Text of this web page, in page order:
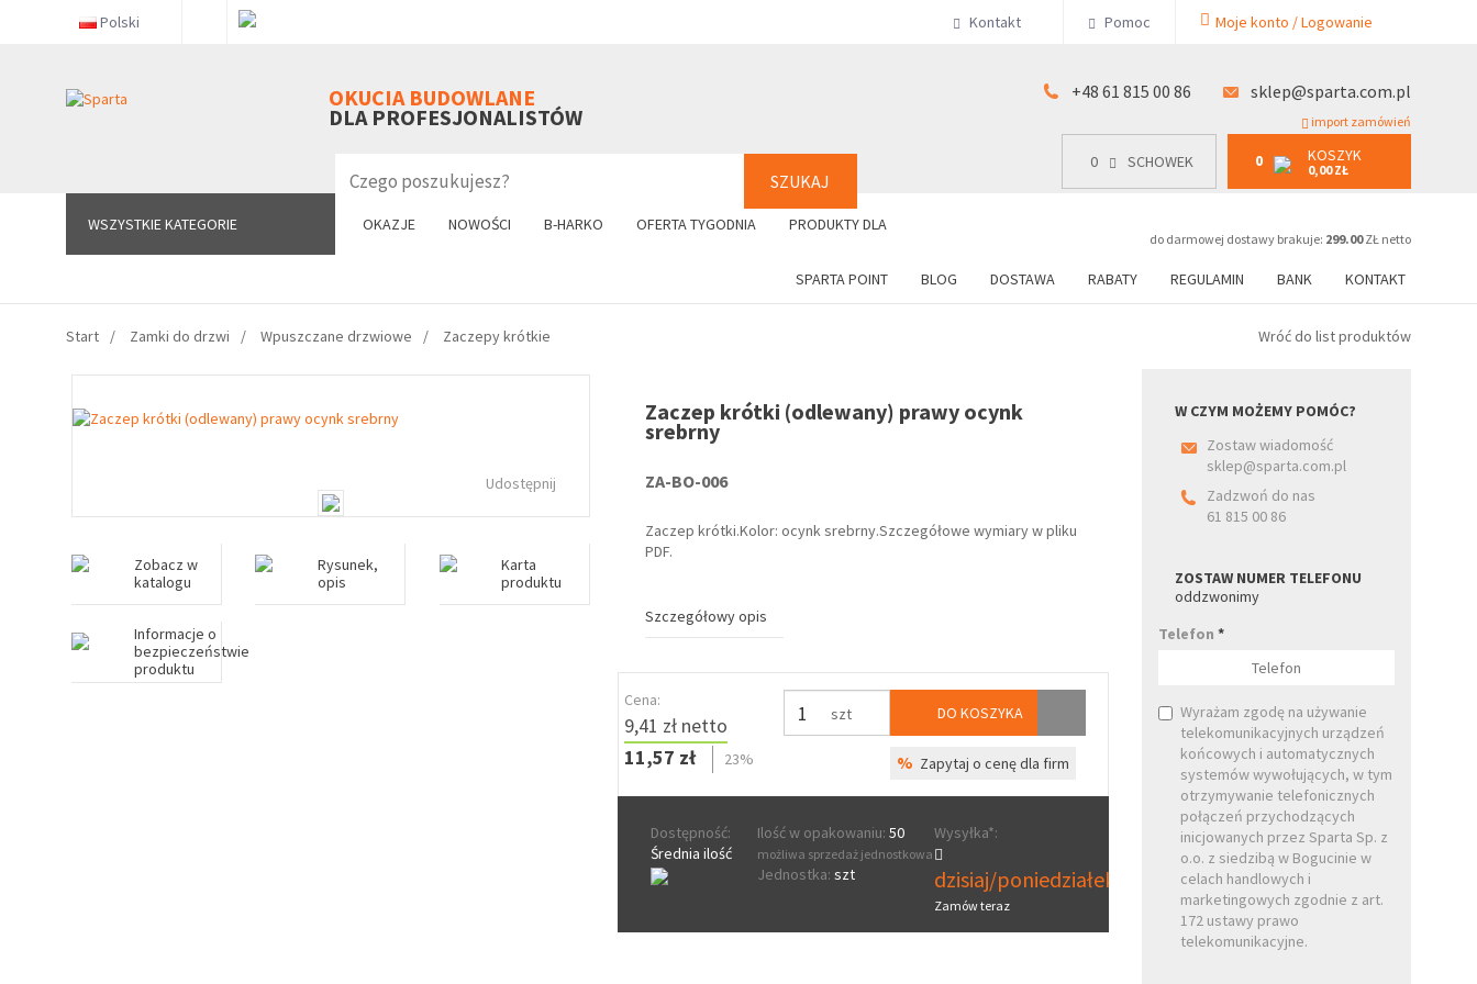
Polski Kontakt Pomoc Moje konto / Logowanie
OKUCIA BUDOWLANE
DLA PROFESJONALISTÓW
SZUKAJ
+48 61 815 00 86 sklep@sparta.com.pl
import zamówień
0 SCHOWEK 0 KOSZYK
0,00 ZŁ
do darmowej dostawy brakuje: 299.00ZŁ netto
WSZYSTKIE KATEGORIE OKAZJE NOWOŚCI B-HARKO OFERTA TYGODNIA PRODUKTY DLA
SPARTA POINT BLOG DOSTAWA RABATY REGULAMIN BANK KONTAKT
WSZYSTKIE KATEGORIE 0 SCHOWEK 0 KOSZYK
0,00 ZŁ
+48 61 815 00 86
Start Zamki do drzwi Wpuszczane drzwiowe Zaczepy krótkie Wróć do list produktów
Udostępnij
Zobacz w
katalogu
Rysunek,
opis
Karta
produktu
Informacje o
bezpieczeństwie
produktu
Zaczep krótki (odlewany) prawy ocynk
srebrny
ZA-BO-006
Zaczep krótki.Kolor: ocynk srebrny.Szczegółowe wymiary w pliku
PDF.
Szczegółowy opis
Cena:
9,41 zł netto
11,57 zł
23%
szt DO KOSZYKA
% Zapytaj o cenę dla firm
Dostępność:
Średnia ilość
Ilość w opakowaniu: 50
możliwa sprzedaż jednostkowa
Jednostka: szt
Wysyłka*:
dzisiaj/poniedziałek
Zamów teraz
W CZYM MOŻEMY POMÓC?
Zostaw wiadomość
sklep@sparta.com.pl
Zadzwoń do nas
61 815 00 86
ZOSTAW NUMER TELEFONU
oddzwonimy
Telefon*
Wyrażam zgodę na używanie
telekomunikacyjnych urządzeń
końcowych i automatycznych
systemów wywołujących, w tym
otrzymywanie telefonicznych
połączeń przychodzących
inicjowanych przez Sparta Sp. z
o.o. z siedzibą w Bogucinie w
celach handlowych i
marketingowych zgodnie z art.
172 ustawy prawo
telekomunikacyjne.